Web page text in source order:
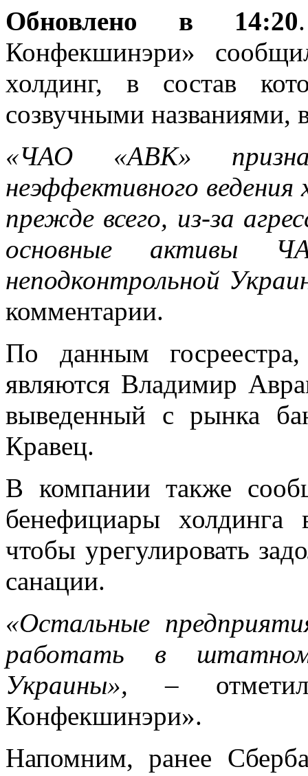
Обновлено в 14:20
Конфекшинэри»
холдинг, в состав
созвучными
«ЧАО «АВК»
неэффективного ведения
прежде всего, из-за
основные активы
неподконтрольной
комментарии.
По данным
являются Владимир
выведенный с рынка
Кравец.
В компании также
бенефициары холдинга
чтобы урегулировать
санации.
«Остальные
работать в
Украины», –
Конфекшинэри».
Напомним, ранее